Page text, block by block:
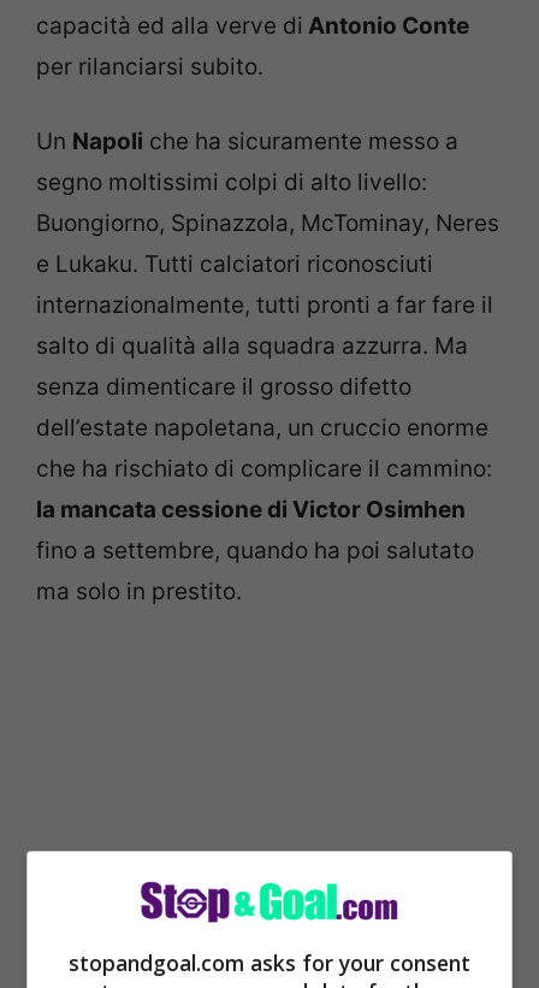
capacità ed alla verve di Antonio Conte
per rilanciarsi subito.
Un Napoli che ha sicuramente messo a
segno moltissimi colpi di alto livello:
Buongiorno, Spinazzola, McTominay, Neres
e Lukaku. Tutti calciatori riconosciuti
internazionalmente, tutti pronti a far fare il
salto di qualità alla squadra azzurra. Ma
senza dimenticare il grosso difetto
dell’estate napoletana, un cruccio enorme
che ha rischiato di complicare il cammino:
la mancata cessione di Victor Osimhen
fino a settembre, quando ha poi salutato
ma solo in prestito.
stopandgoal.com asks for your consent